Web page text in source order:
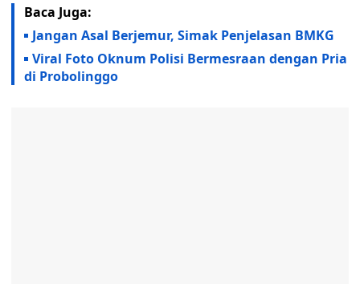
Baca Juga:
Jangan Asal Berjemur, Simak Penjelasan BMKG
Viral Foto Oknum Polisi Bermesraan dengan Pria
di Probolinggo